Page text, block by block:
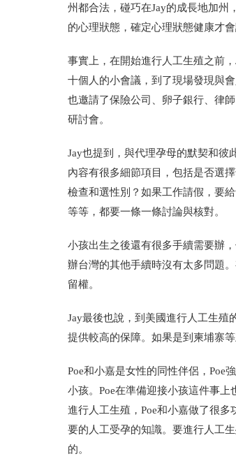
州都合法，碰巧在Jay的成長地加州
的心理狀態，確定心理狀態健康才會
事實上，在開始進行人工生殖之前
十個人的小會議，到了現場發現與
也邀請了保險公司、卵子銀行、律
研討會。
Jay也提到，與代理孕母的默契和彼
內容有很多細節項目，包括是否選
檢查和選性別？如果工作請假，要
等等，都要一條一條討論與核對。
小孩出生之後還有很多手續需要辦
辦台灣的其他手續時沒有太多問題
留權。
Jay最後也說，到美國進行人工生殖
提供較高的保障。如果是到柬埔寨
Poe和小嘉是女性的同性伴侶，Poe
小孩。Poe在準備迎接小孩這件事
進行人工生殖，Poe和小嘉做了很
要的人工受孕的知識。要進行人工
的。